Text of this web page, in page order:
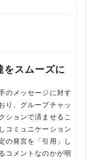
をスムーズに
のメッセージに対す
り、グループチャッ
ションで済ませるこ
コミュニケーション
の発言を「引用」し
コメントなのかが明